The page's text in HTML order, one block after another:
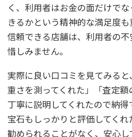
く、利用者はお金の面だけで
きるかという精神的な満足度も
信頼できる店舗は、利用者の
惜しみません。
実際に良い口コミを見てみる
重さを測ってくれた」「査定
丁寧に説明してくれたので納
宝石もしっかりと評価してく
勧められることがなく、安心